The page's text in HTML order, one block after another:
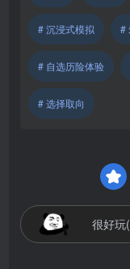
# 沉浸式模拟 #
# 自选历险体验
# 选择取向
很好玩